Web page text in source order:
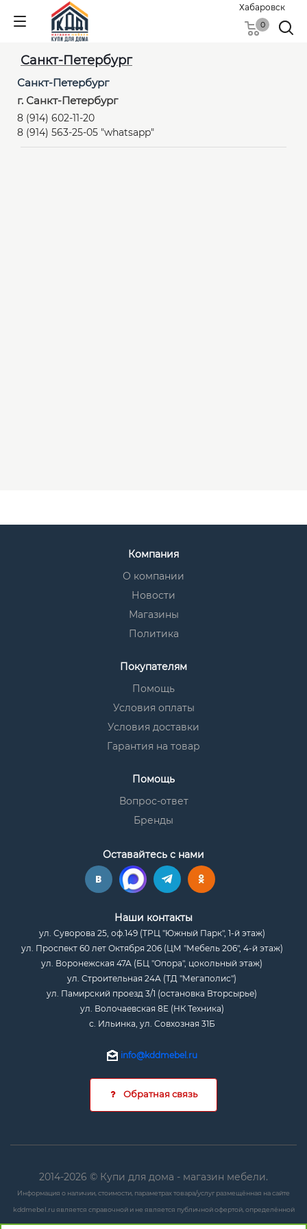
Хабаровск
0
Санкт-Петербург
Санкт-Петербург
г. Санкт-Петербург
8 (914) 602-11-20
8 (914) 563-25-05 "whatsapp"
Компания
О компании
Новости
Магазины
Политика
Покупателям
Помощь
Условия оплаты
Условия доставки
Гарантия на товар
Помощь
Вопрос-ответ
Бренды
Оставайтесь с нами
Наши контакты
ул. Суворова 25, оф.149 (ТРЦ "Южный Парк", 1-й этаж)
ул. Проспект 60 лет Октября 206 (ЦМ "Мебель 206", 4-й этаж)
ул. Воронежская 47А (БЦ "Опора", цокольный этаж)
ул. Строительная 24А (ТД "Мегаполис")
ул. Памирский проезд 3/1 (остановка Вторсырье)
ул. Волочаевская 8Е (НК Техника)
с. Ильинка, ул. Совхозная 31Б
info@kddmebel.ru
Обратная связь
2014-2026 © Купи для дома - магазин мебели.
Информация о наличии, стоимости, параметрах товара/услуг размещённая на сайте
kddmebel.ru является справочной и не является публичной офертой, определённой
положениями ст. 437 ГК РФ.